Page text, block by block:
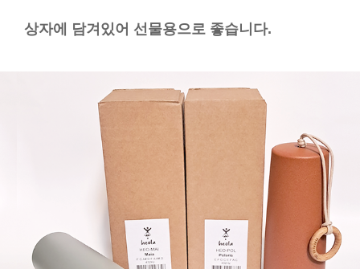
상자에 담겨있어 선물용으로 좋습니다.